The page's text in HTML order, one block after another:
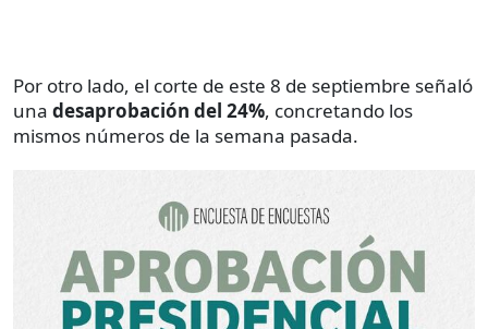
Por otro lado, el corte de este 8 de septiembre señaló
una desaprobación del 24%, concretando los
mismos números de la semana pasada.